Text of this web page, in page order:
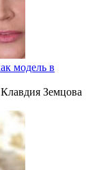
модель в
Земцова